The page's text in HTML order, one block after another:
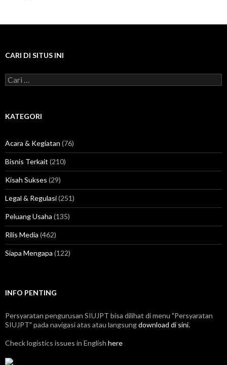
CARI DI SITUS INI
C
a
u
u
k
:
KATEGORI
Acara & Kegiatan (76)
Bisnis Terkait (210)
Kisah Sukses (29)
Legal & Regulasi(251)
Peluang Usaha (135)
Rilis Media (462)
Siapa Mengapa (122)
INFO PENTING
Persyaratan pengurusan SIUJPT bisa dilihat di menu "Persyaratan
SIUJPT" pada navigasi atas atau langsungdownload di sini.
Check logistics issues in English here